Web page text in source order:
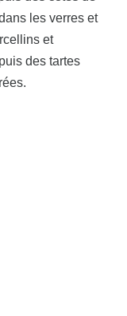
les verres et
et
des tartes